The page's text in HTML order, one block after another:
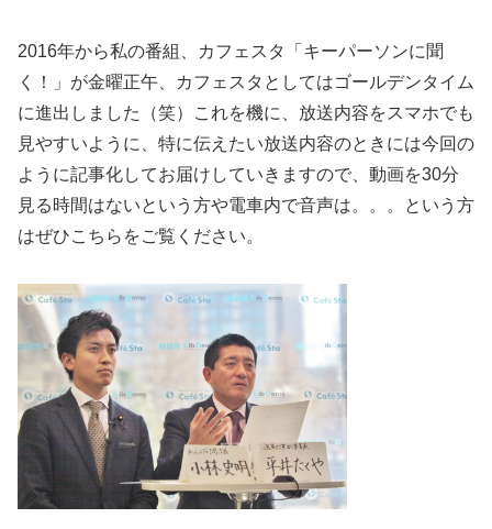
2016年から私の番組、カフェスタ「キーパーソンに聞
く！」が金曜正午、カフェスタとしてはゴールデンタイム
に進出しました（笑）これを機に、放送内容をスマホでも
見やすいように、特に伝えたい放送内容のときには今回の
ように記事化してお届けしていきますので、動画を30分
見る時間はないという方や電車内で音声は。。。という方
はぜひこちらをご覧ください。